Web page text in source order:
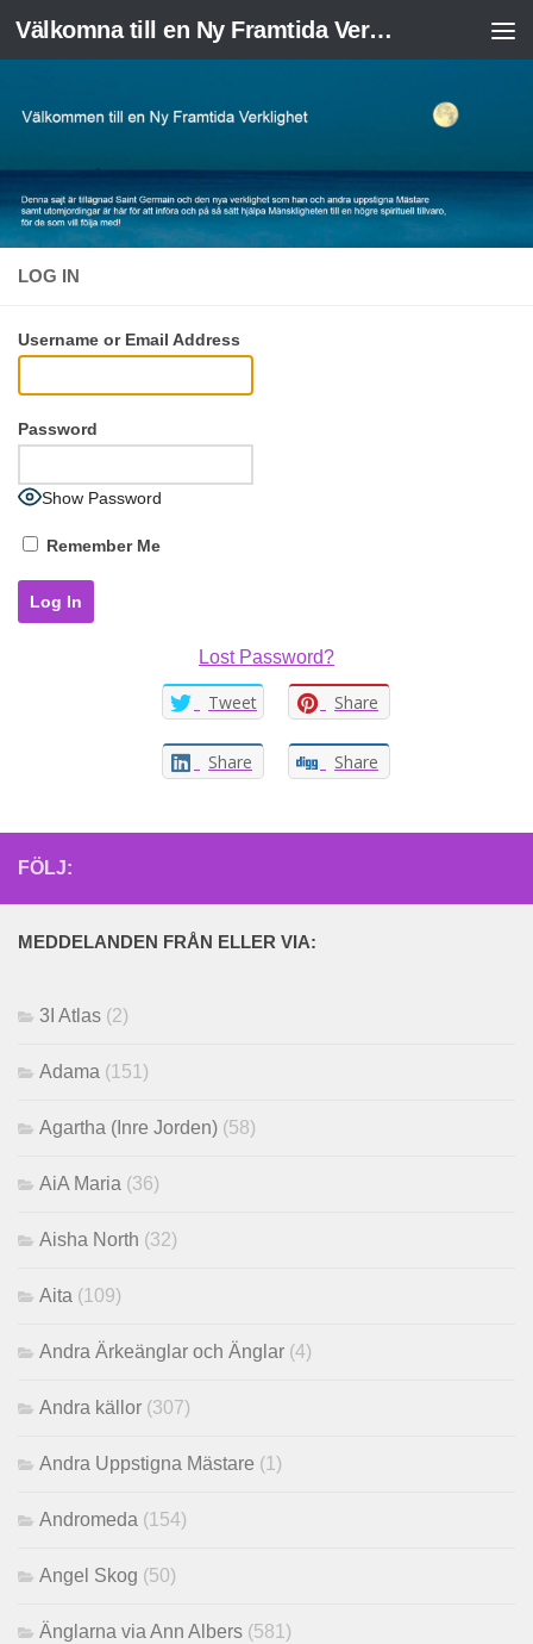
Skip to content Välkomna till en Ny Framtida Verklighet
LOG IN
Username or Email Address
Password
Show Password
Remember Me
Lost Password?
Tweet Share
Share Share
FÖLJ:
MEDDELANDEN FRÅN ELLER VIA:
3I Atlas (2)
Adama (151)
Agartha (Inre Jorden) (58)
AiA Maria (36)
Aisha North (32)
Aita (109)
Andra Ärkeänglar och Änglar (4)
Andra källor (307)
Andra Uppstigna Mästare (1)
Andromeda (154)
Angel Skog (50)
Änglarna via Ann Albers (581)